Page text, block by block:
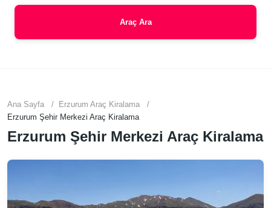
Araç Ara
Ana Sayfa
Erzurum Araç Kiralama
Erzurum Şehir Merkezi Araç Kiralama
Erzurum Şehir Merkezi Araç Kiralama